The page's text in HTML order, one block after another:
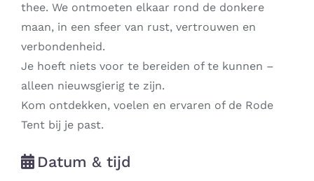
thee. We ontmoeten elkaar rond de donkere
maan, in een sfeer van rust, vertrouwen en
verbondenheid.
Je hoeft niets voor te bereiden of te kunnen –
alleen nieuwsgierig te zijn.
Kom ontdekken, voelen en ervaren of de Rode
Tent bij je past.
Datum & tijd